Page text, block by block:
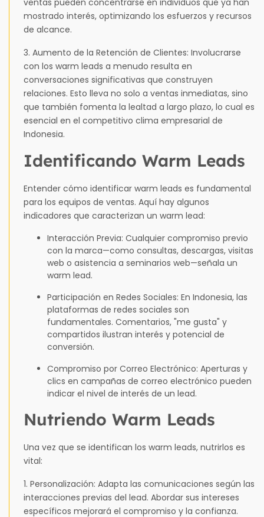
mostrado interés, optimizando los esfuerzos y recursos
de alcance.
3. Aumento de la Retención de Clientes: Involucrarse
con los warm leads a menudo resulta en
conversaciones significativas que construyen
relaciones. Esto lleva no solo a ventas inmediatas, sino
que también fomenta la lealtad a largo plazo, lo cual es
esencial en el competitivo clima empresarial de
Indonesia.
Identificando Warm Leads
Entender cómo identificar warm leads es fundamental
para los equipos de ventas. Aquí hay algunos
indicadores que caracterizan un warm lead:
Interacción Previa: Cualquier compromiso previo
con la marca—como consultas, descargas, visitas
web o asistencia a seminarios web—señala un
warm lead.
Participación en Redes Sociales: En Indonesia, las
plataformas de redes sociales son
fundamentales. Comentarios, "me gusta" y
compartidos ilustran interés y potencial de
conversión.
Compromiso por Correo Electrónico: Aperturas y
clics en campañas de correo electrónico pueden
indicar el nivel de interés de un lead.
Nutriendo Warm Leads
Una vez que se identifican los warm leads, nutrirlos es
vital:
1. Personalización: Adapta las comunicaciones según las
interacciones previas del lead. Abordar sus intereses
específicos mejorará el compromiso y la confianza.